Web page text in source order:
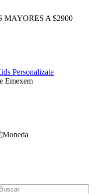
MAYORES A $2900
Personalizate